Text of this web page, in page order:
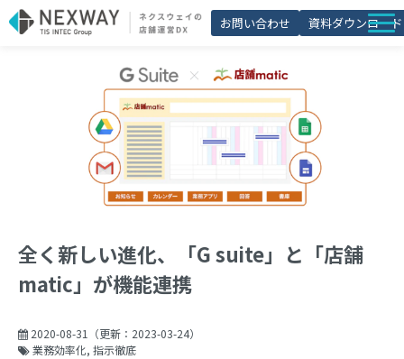
お問い合わせ 資料ダウンロード
店舗matic
導入事例
ブログ
よくあるご質問
お役立ち資料一覧
全く新しい進化、「G suite」と「店舗
matic」が機能連携
2020-08-31 （更新： 2023-03-24）
業務効率化 指示徹底